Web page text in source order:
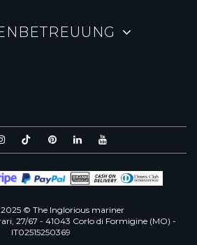
© The Inglorious mariner
27/67 - 41043 Corlo di Formigine (MO) -
IT02515250369